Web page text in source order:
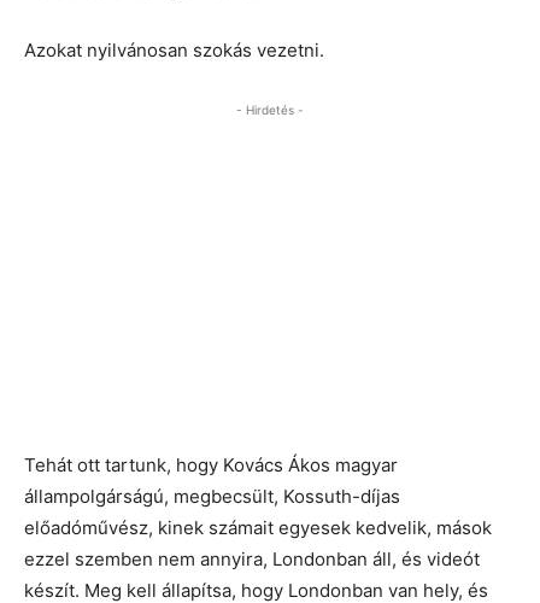
Azokat nyilvánosan szokás vezetni.
- Hirdetés -
Tehát ott tartunk, hogy Kovács Ákos magyar
állampolgárságú, megbecsült, Kossuth-díjas
előadóművész, kinek számait egyesek kedvelik, mások
ezzel szemben nem annyira, Londonban áll, és videót
készít. Meg kell állapítsa, hogy Londonban van hely, és